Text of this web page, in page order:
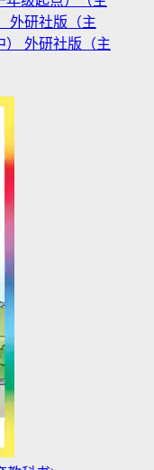
外研社版（主
） 外研社版（主